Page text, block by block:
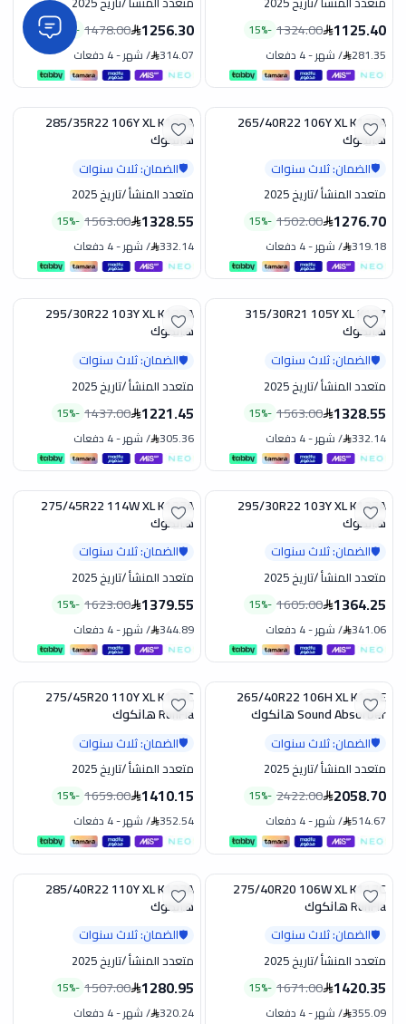
1125.40
1324.00
-
15%
281.35
/شهر-4 دفعات
1256.30
1478.00
-
15
314.07
/شهر-4 دفعات
تخفيض265/40R22 106Y XL K137A
هانكوك
🛡️الضمان: ثلاث سنوات
متعدد المنشأ/تاريخ 2025
1276.70
1502.00
-
15%
319.18
/شهر-4 دفعات
تخفيض285/35R22 106Y XL K137A
هانكوك
🛡️الضمان: ثلاث سنوات
متعدد المنشأ/تاريخ 2025
1328.55
1563.00
-
15%
332.14
/شهر-4 دفعات
315/30R21 105Y XL K127
هانكوك
🛡️الضمان: ثلاث سنوات
متعدد المنشأ/تاريخ 2025
1328.55
1563.00
-
15%
332.14
/شهر-4 دفعات
تخفيض295/30R22 103Y XL K127A
هانكوك
🛡️الضمان: ثلاث سنوات
متعدد المنشأ/تاريخ 2025
1221.45
1437.00
-
15%
305.36
/شهر-4 دفعات
تخفيض295/30R22 103Y XL K137A
هانكوك
🛡️الضمان: ثلاث سنوات
متعدد المنشأ/تاريخ 2025
1364.25
1605.00
-
15%
341.06
/شهر-4 دفعات
تخفيض
275/45R22 114W XL K127A
هانكوك
🛡️الضمان: ثلاث سنوات
متعدد المنشأ/تاريخ 2025
1379.55
1623.00
-
15%
344.89
/شهر-4 دفعات
تخفيض265/40R22 106H XL K127E
Sound Absorber هانكوك
🛡️الضمان: ثلاث سنوات
متعدد المنشأ/تاريخ 2025
2058.70
2422.00
-
15%
514.67
/شهر-4 دفعات
تخفيض275/45R20 110Y XL K127C
RunFla هانكوك
🛡️الضمان: ثلاث سنوات
متعدد المنشأ/تاريخ 2025
1410.15
1659.00
-
15%
352.54
/شهر-4 دفعات
تخفيض275/40R20 106W XL K117C
RunFla هانكوك
🛡️الضمان: ثلاث سنوات
متعدد المنشأ/تاريخ 2025
1420.35
1671.00
-
15%
355.09
/شهر-4 دفعات
تخفيض285/40R22 110Y XL K127A
هانكوك
🛡️الضمان: ثلاث سنوات
متعدد المنشأ/تاريخ 2025
1280.95
1507.00
-
15%
320.24
/شهر-4 دفعات